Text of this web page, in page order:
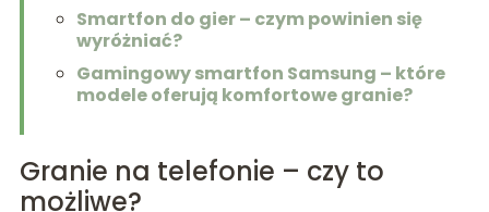
Smartfon do gier – czym powinien się
wyróżniać?
Gamingowy smartfon Samsung – które
modele oferują komfortowe granie?
Granie na telefonie – czy to
możliwe?